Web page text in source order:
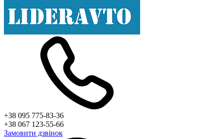
+38 095 775-83-36
+38 067 123-55-66
Замовити дзвінок